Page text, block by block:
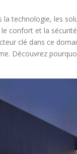
la technologie, les
confort et la
clé dans ce
Découvrez